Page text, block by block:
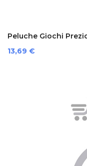
Peluche Giochi
Prezzo
13,69 €